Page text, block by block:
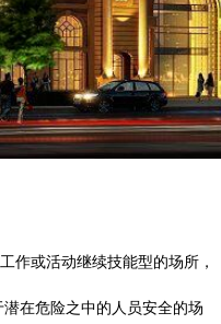
作或活动继续技能型的场所，
在危险之中的人员安全的场